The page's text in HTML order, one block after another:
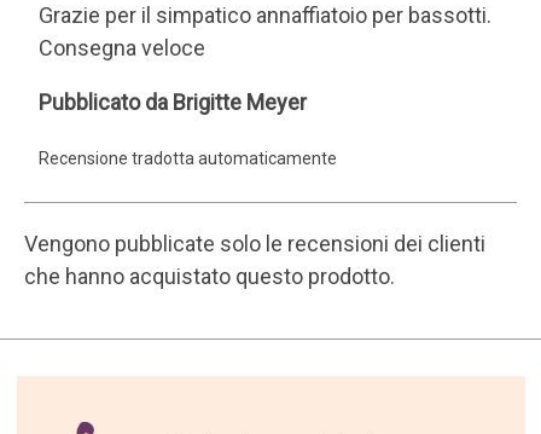
Grazie per il simpatico annaffiatoio per bassotti.
Consegna veloce
Brigitte
Pubblicato da Brigitte Meyer
Recensione tradotta automaticamente
Vengono pubblicate solo le recensioni dei clienti
che hanno acquistato questo prodotto.